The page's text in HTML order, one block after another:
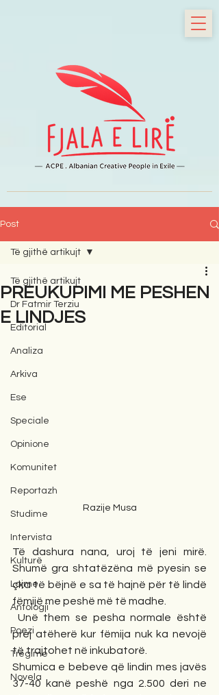
Post
Të gjithë artikujt
Dr Fatmir Terziu
Editorial
Analiza
Arkiva
Ese
Speciale
Opinione
Komunitet
Reportazh
Studime
Intervista
Kulturë
Lajme
Antologji
Poezi
Tregime
Novela
Të gjithë artikujt
PREUKUPIMI ME PESHEN
E LINDJES
Razije Musa
Të dashura nana, uroj të jeni mirë.
Shumë gra shtatëzëna më pyesin se
çka të bëjnë e sa të hajnë për të lindë
fëmijë me peshë më të madhe.
prej atëherë kur fëmija nuk ka nevojë
të trajtohet në inkubatorë.
Shumica e bebeve që lindin mes javës
37-40 kanë peshë nga 2.500 deri ne